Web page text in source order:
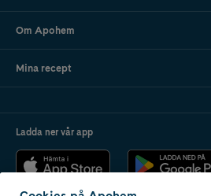
Om Apohem
Mina recept
Ladda ner vår app